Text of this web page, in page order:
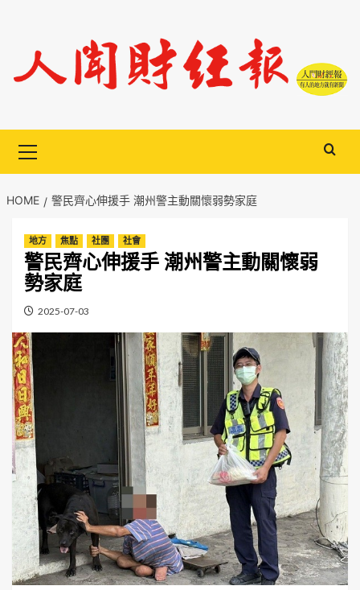
content
Menu
HOME 警民齊心伸援手 潮州警主動關懷弱勢家庭
地方 焦點 社團 社會
警民齊心伸援手 潮州警主動關懷弱
勢家庭
2025-07-03